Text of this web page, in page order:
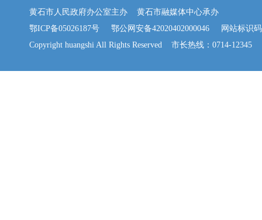
黄石市人民政府办公室主办 黄石市融媒体中心承办
鄂ICP备05026187号
鄂公网安备42020402000046 网站标识码
Copyright huangshi All Rights Reserved 市长热线：0714-12345